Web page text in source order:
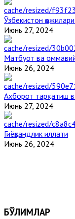
Ўзбекистон
Июнь 27, 2024
Матбуот ва
Июнь 26, 2024
Ахборот тарқатиш
Июнь 27, 2024
Гиёҳвандлик иллати
Июнь 26, 2024
БЎЛИМЛАР